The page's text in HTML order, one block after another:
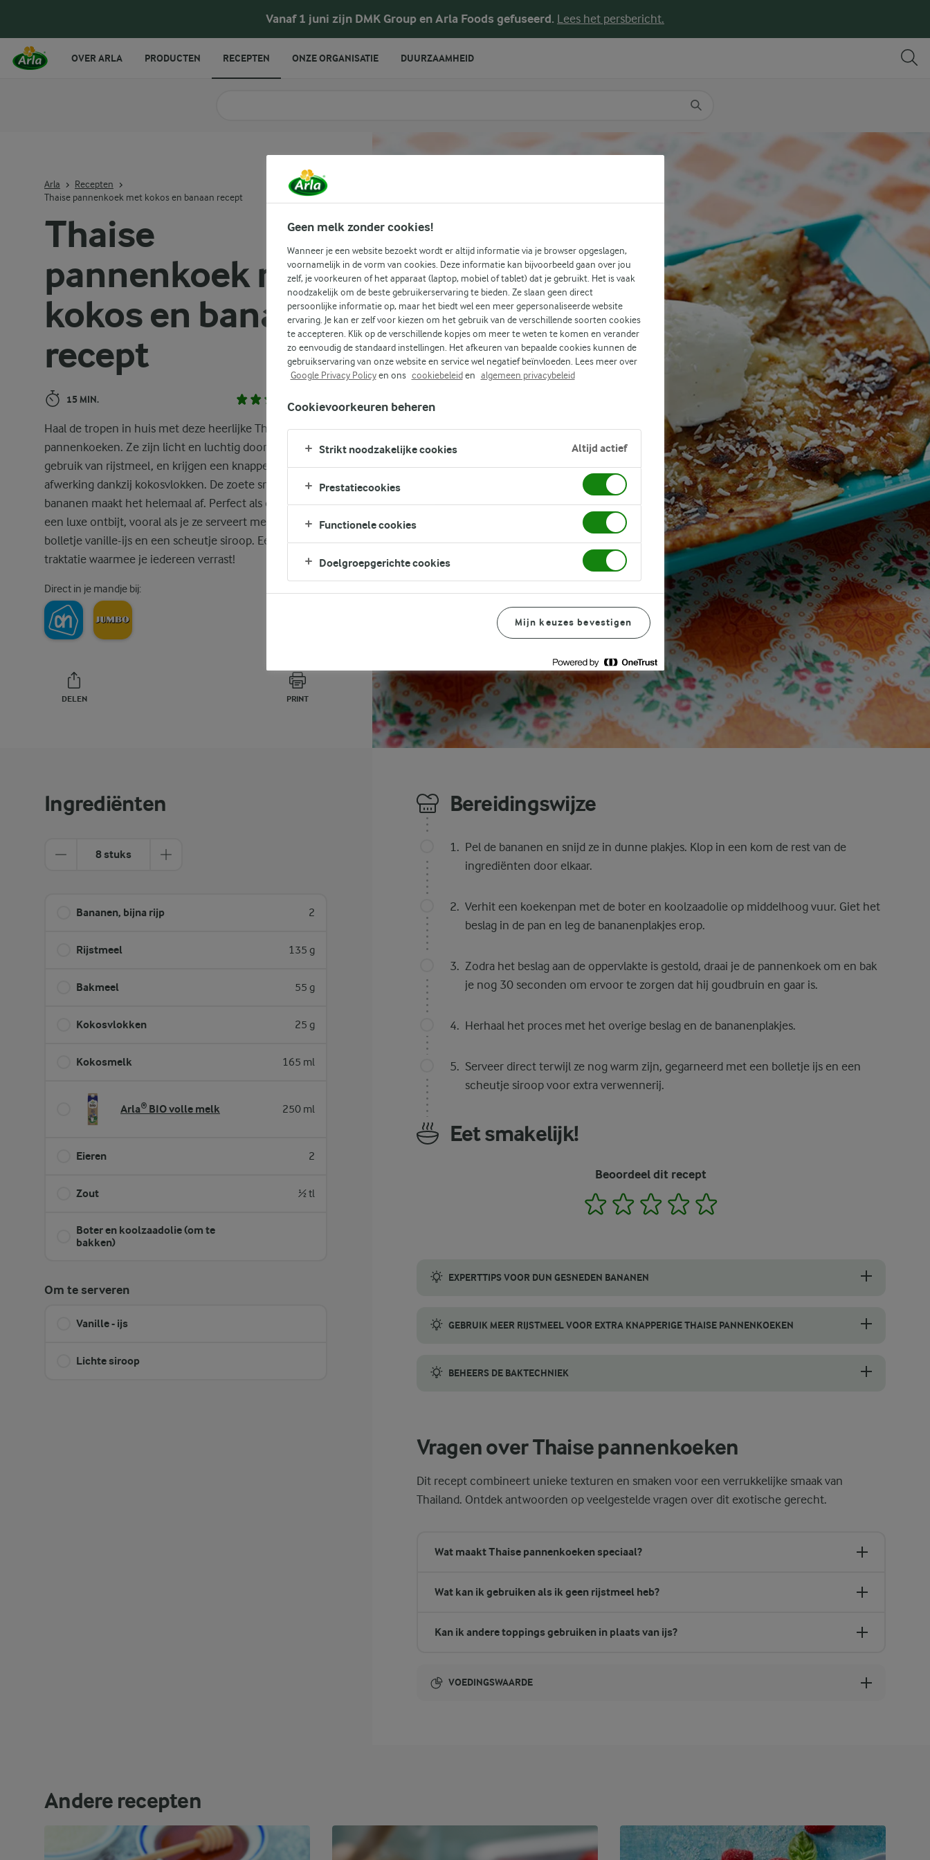
Vanaf 1 juni zijn DMK Group en Arla Foods gefuseerd. Lees het persbericht.
Thaise
pannenkoek met
kokos en banaan
recept
15 MIN.
Haal de tropen in huis met deze heerlijke Thaise
pannenkoeken. Ze zijn licht en luchtig door het
gebruik van rijstmeel, en krijgen een knapperige
afwerking dankzij kokosvlokken. De zoete smaak van
bananen maakt het helemaal af. Perfect als dessert of
een luxe ontbijt, vooral als je ze serveert met een
bolletje vanille-ijs en een scheutje siroop. Een echte
traktatie waarmee je iedereen verrast!
Direct in je mandje bij:
DELEN PRINT
Arla
Recepten
Thaise pannenkoek met kokos en banaan recept
Ingrediënten
8 stuks
Bananen, bijna rijp 2
Rijstmeel 135 g
Bakmeel 55 g
Kokosvlokken 25 g
Kokosmelk 165 ml
Arla® BIO volle melk 250 ml
Eieren 2
Zout ½ tl
Boter en koolzaadolie (om te
bakken)
Om te serveren
Vanille - ijs
Lichte siroop
Bereidingswijze
Pel de bananen en snijd ze in dunne plakjes. Klop in een kom de rest van de
ingrediënten door elkaar.
Verhit een koekenpan met de boter en koolzaadolie op middelhoog vuur. Giet het
beslag in de pan en leg de bananenplakjes erop.
Zodra het beslag aan de oppervlakte is gestold, draai je de pannenkoek om en bak
je nog 30 seconden om ervoor te zorgen dat hij goudbruin en gaar is.
Herhaal het proces met het overige beslag en de bananenplakjes.
Serveer direct terwijl ze nog warm zijn, gegarneerd met een bolletje ijs en een
scheutje siroop voor extra verwennerij.
Eet smakelijk!
Beoordeel dit recept
1 2 3 4
EXPERTTIPS VOOR DUN GESNEDEN BANANEN
GEBRUIK MEER RIJSTMEEL VOOR EXTRA KNAPPERIGE THAISE PANNENKOEKEN
BEHEERS DE BAKTECHNIEK
Vragen over Thaise pannenkoeken
Dit recept combineert unieke texturen en smaken voor een verrukkelijke smaak van
Thailand. Ontdek antwoorden op veelgestelde vragen over dit exotische gerecht.
Wat maakt Thaise pannenkoeken speciaal?
Wat kan ik gebruiken als ik geen rijstmeel heb?
Kan ik andere toppings gebruiken in plaats van ijs?
VOEDINGSWAARDE
eiwit
32,4 gram eiwit
Andere recepten
OVER ARLA PRODUCTEN RECEPTEN ONZE ORGANISATIE DUURZAAMHEID
Geen melk zonder cookies!
Wanneer je een website bezoekt wordt er altijd informatie via je browser opgeslagen,
voornamelijk in de vorm van cookies. Deze informatie kan bijvoorbeeld gaan over jou
zelf, je voorkeuren of het apparaat (laptop, mobiel of tablet) dat je gebruikt. Het is vaak
noodzakelijk om de beste gebruikerservaring te bieden. Ze slaan geen direct
persoonlijke informatie op, maar het biedt wel een meer gepersonaliseerde website
ervaring. Je kan er zelf voor kiezen om het gebruik van de verschillende soorten cookies
te accepteren. Klik op de verschillende kopjes om meer te weten te komen en verander
zo eenvoudig de standaard instellingen. Het afkeuren van bepaalde cookies kunnen de
gebruikservaring van onze website en service wel negatief beïnvloeden. Lees meer over
Google Privacy Policyen ons cookiebeleiden algemeen privacybeleid
Cookievoorkeuren beheren
Strikt noodzakelijke cookies Altijd actief
Prestatiecookies
Functionele cookies
Doelgroepgerichte cookies
Mijn keuzes bevestigen